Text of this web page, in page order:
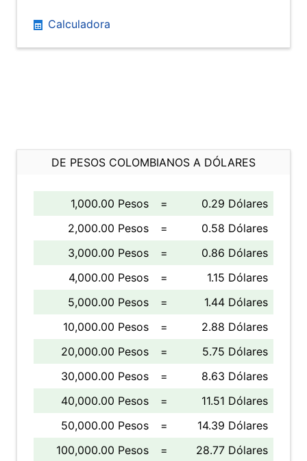
Calculadora
DE PESOS COLOMBIANOS A DÓLARES
1,000.00 Pesos =
0.29 Dólares
2,000.00 Pesos
=
0.58 Dólares
3,000.00 Pesos
=
0.86 Dólares
4,000.00 Pesos
=
1.15 Dólares
5,000.00 Pesos
=
1.44 Dólares
10,000.00 Pesos
=
2.88 Dólares
20,000.00 Pesos
=
5.75 Dólares
30,000.00 Pesos
=
8.63 Dólares
40,000.00 Pesos
=
11.51 Dólares
50,000.00 Pesos
=
14.39 Dólares
100,000.00 Pesos
= 28.77 Dólares